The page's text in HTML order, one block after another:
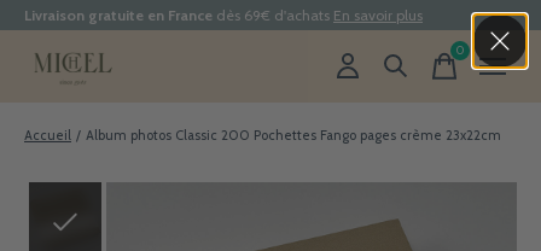
Livraison gratuite en France dès 69€ d'achats En savoir plus
0items
Accueil / Album photos Classic 200 Pochettes Fango pages crème 23x22cm